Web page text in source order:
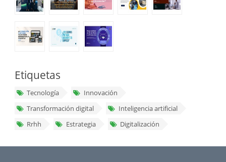
Etiquetas
Tecnología
Innovación
Transformación digital
Inteligencia artificial
Rrhh
Estrategia Digitalización